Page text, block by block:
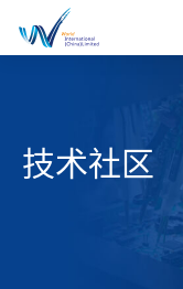
技术社区